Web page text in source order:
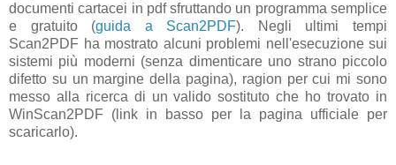
documenti cartacei in pdf sfruttando un programma semplice
e gratuito (guida a Scan2PDF). Negli ultimi tempi
Scan2PDF ha mostrato alcuni problemi nell'esecuzione sui
sistemi più moderni (senza dimenticare uno strano piccolo
difetto su un margine della pagina), ragion per cui mi sono
messo alla ricerca di un valido sostituto che ho trovato in
WinScan2PDF (link in basso per la pagina ufficiale per
scaricarlo).